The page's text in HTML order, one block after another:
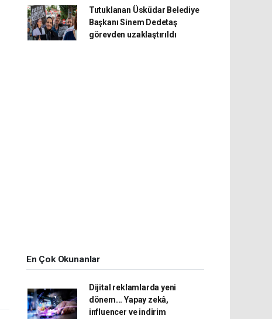
Tutuklanan Üsküdar Belediye
Başkanı Sinem Dedetaş
görevden uzaklaştırıldı
En Çok Okunanlar
Dijital reklamlarda yeni
dönem... Yapay zekâ,
influencer ve indirim